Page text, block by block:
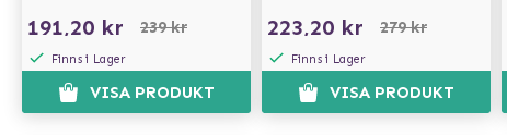
191,20 kr 239 kr
Finns i Lager
VISA PRODUKT
223,20 kr 279 kr
Finns i Lager
VISA PRODUKT